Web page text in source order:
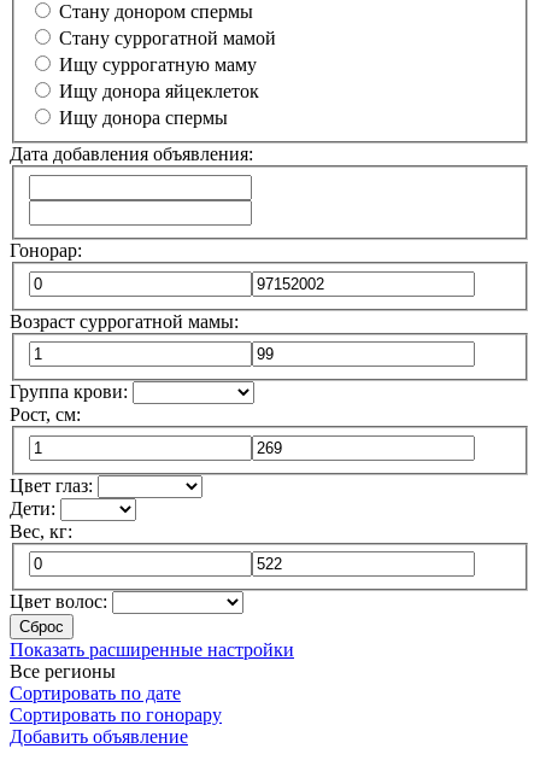
Стану донором спермы
Cтану суррогатной мамой
Ищу суррогатную маму
Ищу донора яйцеклеток
Ищу донора спермы
Дата добавления объявления:
Гонорар:
Возраст суррогатной мамы:
Группа крови:
Рост, см:
Цвет глаз:
Дети:
Вес, кг:
Цвет волос:
Сброс
Показать расширенные настройки
Все регионы
Сортировать по дате
Сортировать по гонорару
Добавить объявление